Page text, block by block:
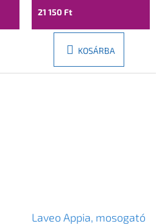
értékelése
5-
21 150 Ft
KOSÁRBA
Laveo Appia, mosogató